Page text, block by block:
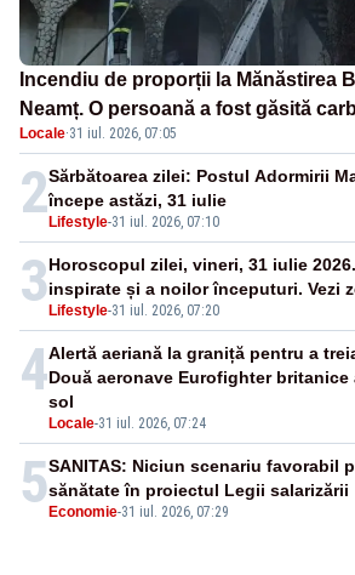
Incendiu de proporții la Mănăstirea
Neamț. O persoană a fost găsită
VIDEO
Locale·31 iul. 2026, 07:05
2Lifestyle-31 iul. 2026, 07:10
Sărbătoarea zilei: Postul Adormirii
începe astăzi, 31 iulie
3Lifestyle-31 iul. 2026, 07:20
Horoscopul zilei, vineri, 31 iulie
inspirate și a noilor începuturi. Vezi
4
Locale-31 iul. 2026, 07:24
Alertă aeriană la graniță pentru a
Două aeronave Eurofighter
sol
5Economie-31 iul. 2026, 07:29
SANITAS: Niciun scenariu favorabil
sănătate în proiectul Legii salarizării